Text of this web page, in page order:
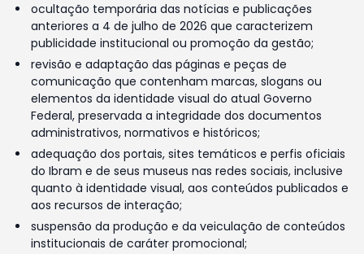
ocultação temporária das notícias e publicações
anteriores a 4 de julho de 2026 que caracterizem
publicidade institucional ou promoção da gestão;
revisão e adaptação das páginas e peças de
comunicação que contenham marcas, slogans ou
elementos da identidade visual do atual Governo
Federal, preservada a integridade dos documentos
administrativos, normativos e históricos;
adequação dos portais, sites temáticos e perfis oficiais
do Ibram e de seus museus nas redes sociais, inclusive
quanto à identidade visual, aos conteúdos publicados e
aos recursos de interação;
suspensão da produção e da veiculação de conteúdos
institucionais de caráter promocional;